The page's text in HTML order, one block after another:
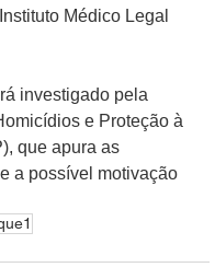
Médico Legal
investigado pela
e Proteção à
que apura as
a possível motivação